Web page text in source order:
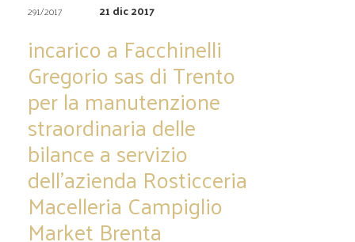
291/2017 21 dic 2017
incarico a Facchinelli
Gregorio sas di Trento
per la manutenzione
straordinaria delle
bilance a servizio
dell’azienda Rosticceria
Macelleria Campiglio
Market Brenta